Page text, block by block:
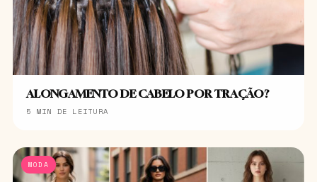
ALONGAMENTO DE CABELO POR TRAÇÃO?
5 MIN DE LEITURA
MODA